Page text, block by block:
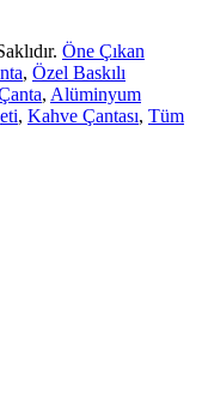
Öne Çıkan
, Özel Baskılı
, Alüminyum
, Kahve Çantası, Tüm